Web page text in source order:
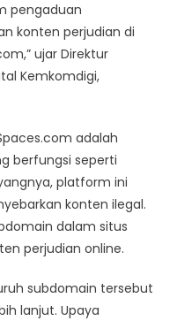
pengaduan
konten perjudian di
ujar Direktur
Kemkomdigi,
adalah
berfungsi seperti
platform ini
konten ilegal.
dalam situs
perjudian online.
subdomain tersebut
lanjut. Upaya